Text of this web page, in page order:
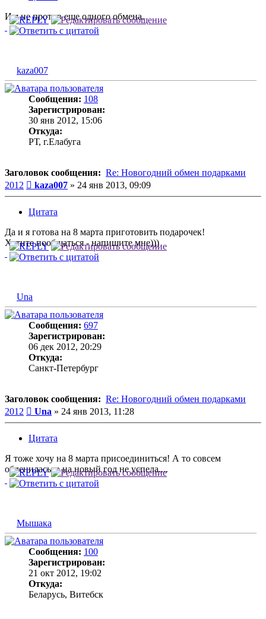
И я не против еще одного обмена.
kaza007
Сообщения: 108
Зарегистрирован:
30 янв 2012, 15:06
Откуда:
РТ, г.Елабуга
Заголовок сообщения: Re: Новогодний обмен подарками
2012
Сообщение
kaza007 » 24 янв 2013, 09:09
Цитата
Да и я готова на 8 марта приготовить подарочек!
Хотите пообщаться - напишите мне)))
Una
Сообщения: 697
Зарегистрирован:
06 дек 2012, 20:29
Откуда:
Санкт-Петербург
Заголовок сообщения: Re: Новогодний обмен подарками
2012
Сообщение
Una » 24 янв 2013, 11:28
Цитата
Я тоже хочу на 8 марта присоединиться! А то совсем
обленилась, а на новый год не успела....
Мышака
Сообщения: 100
Зарегистрирован:
21 окт 2012, 19:02
Откуда:
Беларусь, Витебск